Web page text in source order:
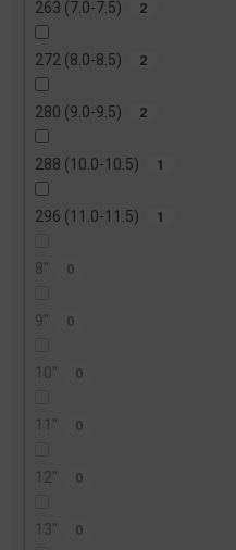
263 (7.0-7.5) 2
272 (8.0-8.5) 2
280 (9.0-9.5) 2
288 (10.0-10.5) 1
296 (11.0-11.5) 1
8" 0
9" 0
10" 0
11" 0
12" 0
13" 0